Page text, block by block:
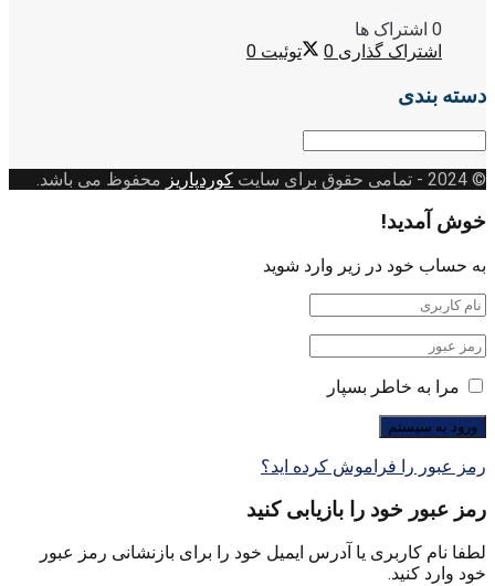
0 اشتراک ها
اشتراک گذاری 0 توئیت 0
دسته بندی
دسته
© 2024
- تمامی حقوق برای سایت کوردپاریز محفوظ می باشد.
خوش آمدید!
به حساب خود در زیر وارد شوید
مرا به خاطر بسپار
رمز عبور را فراموش کرده اید؟
رمز عبور خود را بازیابی کنید
لطفا نام کاربری یا آدرس ایمیل خود را برای بازنشانی رمز عبور
خود وارد کنید.